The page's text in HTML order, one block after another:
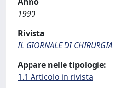
1990
Rivista
IL GIORNALE DI CHIRURGIA
Appare nelle tipologie:
1.1 Articolo in rivista